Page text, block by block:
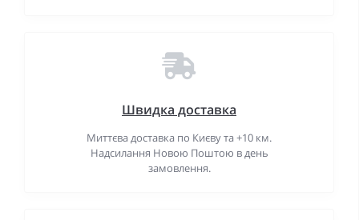
Швидка доставка
Миттєва доставка по Києву та +10 км.
Надсилання Новою Поштою в день
замовлення.